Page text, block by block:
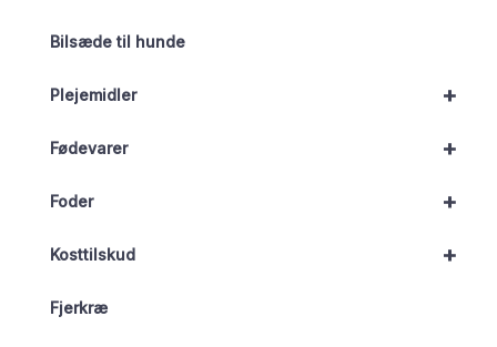
Bilsæde til hunde
+
Plejemidler
+
Fødevarer
+
Foder
+
Kosttilskud
Fjerkræ